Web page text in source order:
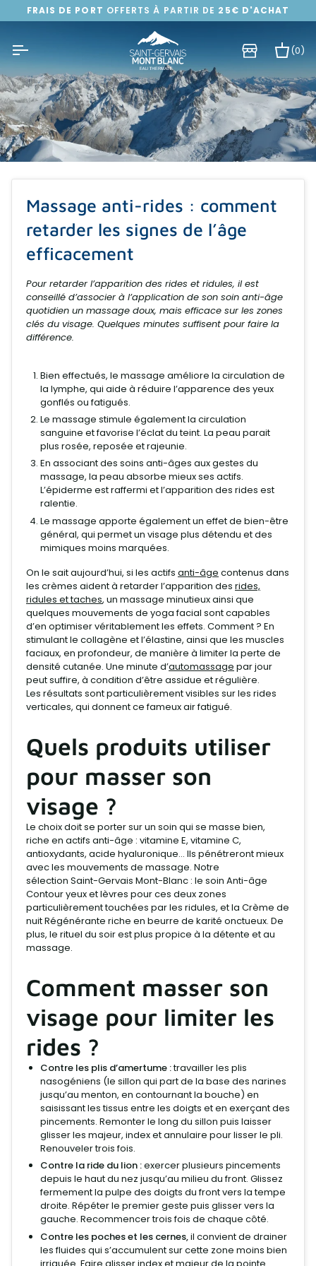
Passer
au
FRAIS DE PORT OFFERTS À PARTIR DE 25€ D'ACHAT
(0)
Massage anti-rides : comment
retarder les signes de l’âge
efficacement
Pour retarder l’apparition des rides et ridules, il est
conseillé d’associer à l’application de son soin anti-âge
quotidien un massage doux, mais efficace sur les zones
clés du visage. Quelques minutes suffisent pour faire la
différence.
Bien effectués, le massage améliore la circulation de
la lymphe, qui aide à réduire l’apparence des yeux
gonflés ou fatigués.
Le massage stimule également la circulation
sanguine et favorise l’éclat du teint. La peau parait
plus rosée, reposée et rajeunie.
En associant des soins anti-âges aux gestes du
massage, la peau absorbe mieux ses actifs.
L’épiderme est raffermi et l’apparition des rides est
ralentie.
Le massage apporte également un effet de bien-être
général, qui permet un visage plus détendu et des
mimiques moins marquées.
On le sait aujourd’hui, si les actifs anti-âge contenus dans
les crèmes aident à retarder l’apparition des rides,
ridules et taches, un massage minutieux ainsi que
quelques mouvements de yoga facial sont capables
d’en optimiser véritablement les effets. Comment ? En
stimulant le collagène et l’élastine, ainsi que les muscles
faciaux, en profondeur, de manière à limiter la perte de
densité cutanée. Une minute d’automassage par jour
peut suffire, à condition d’être assidue et régulière.
Les résultats sont particulièrement visibles sur les rides
verticales, qui donnent ce fameux air fatigué.
Quels produits utiliser
pour masser son
visage ?
Le choix doit se porter sur un soin qui se masse bien,
riche en actifs anti-âge : vitamine E, vitamine C,
antioxydants, acide hyaluronique… Ils pénétreront mieux
avec les mouvements de massage. Notre
sélection Saint-Gervais Mont-Blanc : le soin Anti-âge
Contour yeux et lèvres pour ces deux zones
particulièrement touchées par les ridules, et la Crème de
nuit Régénérante riche en beurre de karité onctueux. De
plus, le rituel du soir est plus propice à la détente et au
massage.
Comment masser son
visage pour limiter les
rides ?
Contre les plis d’amertume :travailler les plis
nasogéniens (le sillon qui part de la base des narines
jusqu’au menton, en contournant la bouche) en
saisissant les tissus entre les doigts et en exerçant des
pincements. Remonter le long du sillon puis laisser
glisser les majeur, index et annulaire pour lisser le pli.
Renouveler trois fois.
Contre la ride du lion :exercer plusieurs pincements
depuis le haut du nez jusqu’au milieu du front. Glissez
fermement la pulpe des doigts du front vers la tempe
droite. Répéter le premier geste puis glisser vers la
gauche. Recommencer trois fois de chaque côté.
Contre les poches et les cernes,il convient de drainer
les fluides qui s’accumulent sur cette zone moins bien
irriguée. Faire glisser index et majeur de la pointe